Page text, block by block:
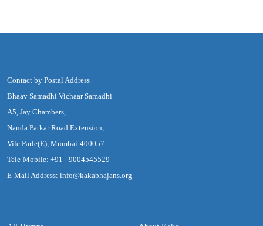
Contact by Postal Address
Bhaav Samadhi Vichaar Samadhi
A5, Jay Chambers,
Nanda Patkar Road Extension,
Vile Parle(E), Mumbai-400057.
Tele-Mobile: +91 - 9004545529
E-Mail Address: info@kakabhajans.org